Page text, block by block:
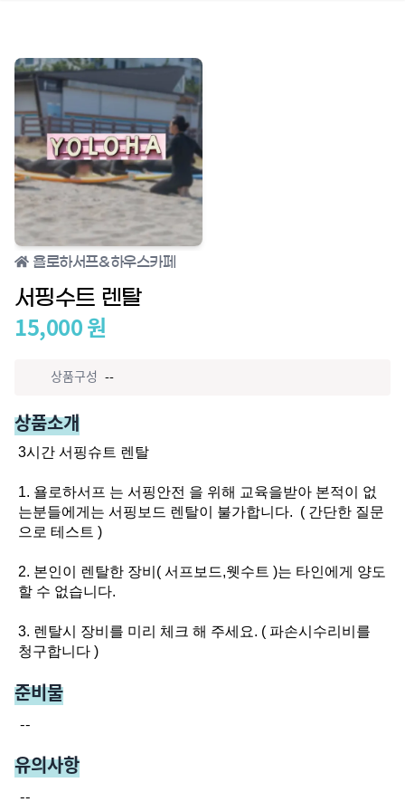
욜로하서프&하우스카페
서핑수트 렌탈
15,000원
상품구성 --
상품소개
3시간 서핑슈트 렌탈
1. 욜로하서프 는 서핑안전 을 위해 교육을받아 본적이 없
는분들에게는 서핑보드 렌탈이 불가합니다.  ( 간단한 질문
으로 테스트 )
2. 본인이 렌탈한 장비( 서프보드,웻수트 )는 타인에게 양도
할 수 없습니다.
3. 렌탈시 장비를 미리 체크 해 주세요. ( 파손시수리비를
청구합니다 )
준비물
--
유의사항
--